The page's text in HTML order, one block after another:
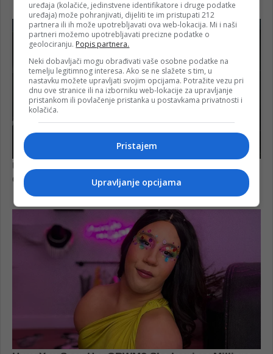
uređaja (kolačiće, jedinstvene identifikatore i druge podatke
uređaja) može pohranjivati, dijeliti te im pristupati 212
partnera ili ih može upotrebljavati ova web-lokacija. Mi i naši
partneri možemo upotrebljavati precizne podatke o
geolociranju. Popis partnera.
Neki dobavljači mogu obrađivati vaše osobne podatke na
temelju legitimnog interesa. Ako se ne slažete s tim, u
nastavku možete upravljati svojim opcijama. Potražite vezu pri
dnu ove stranice ili na izborniku web-lokacije za upravljanje
pristankom ili povlačenje pristanka u postavkama privatnosti i
kolačića.
Pristajem
Upravljanje opcijama